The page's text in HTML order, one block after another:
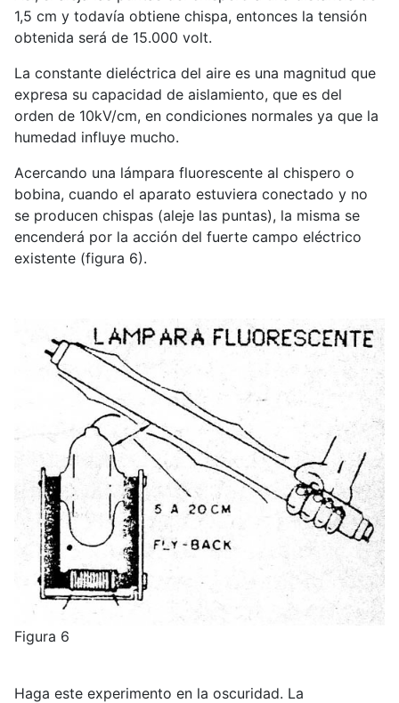
1,5 cm y todavía obtiene chispa, entonces la tensión
obtenida será de 15.000 volt.
La constante dieléctrica del aire es una magnitud que
expresa su capacidad de aislamiento, que es del
orden de 10kV/cm, en condiciones normales ya que la
humedad influye mucho.
Acercando una lámpara fluorescente al chispero o
bobina, cuando el aparato estuviera conectado y no
se producen chispas (aleje las puntas), la misma se
encenderá por la acción del fuerte campo eléctrico
existente (figura 6).
Figura 6
Haga este experimento en la oscuridad. La